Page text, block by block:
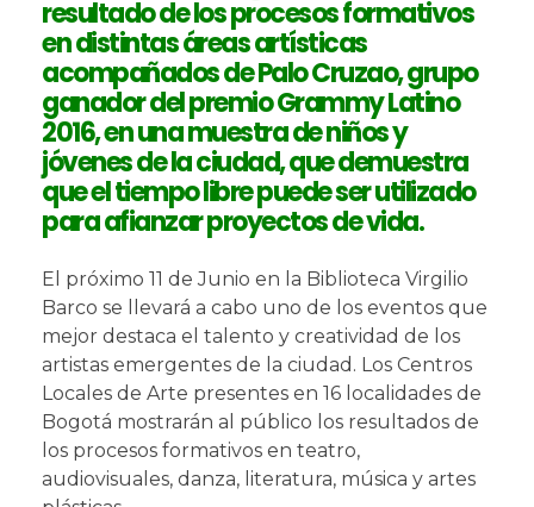
resultado de los procesos formativos
en distintas áreas artísticas
acompañados de Palo Cruzao, grupo
ganador del premio Grammy Latino
2016, en una muestra de niños y
jóvenes de la ciudad, que demuestra
que el tiempo libre puede ser utilizado
para afianzar proyectos de vida.
El próximo 11 de Junio en la Biblioteca Virgilio
Barco se llevará a cabo uno de los eventos que
mejor destaca el talento y creatividad de los
artistas emergentes de la ciudad. Los Centros
Locales de Arte presentes en 16 localidades de
Bogotá mostrarán al público los resultados de
los procesos formativos en teatro,
audiovisuales, danza, literatura, música y artes